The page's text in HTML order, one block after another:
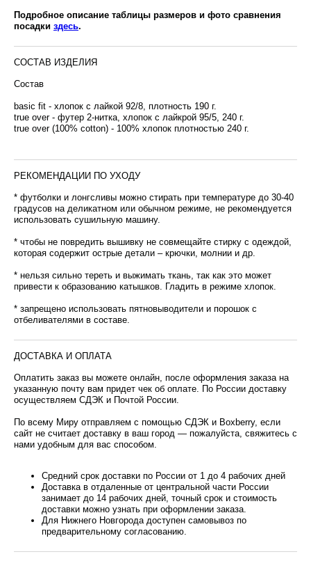
Подробное описание таблицы размеров и фото сравнения
посадки здесь.
СОСТАВ ИЗДЕЛИЯ
Состав
basic fit - хлопок с лайкой 92/8, плотность 190 г.
true over - футер 2-нитка, хлопок с лайкрой 95/5, 240 г.
true over (100% cotton) - 100% хлопок плотностью 240 г.
РЕКОМЕНДАЦИИ ПО УХОДУ
* футболки и лонгсливы можно стирать при температуре до 30-40
градусов на деликатном или обычном режиме, не рекомендуется
использовать сушильную машину.
* чтобы не повредить вышивку не совмещайте стирку с одеждой,
которая содержит острые детали – крючки, молнии и др.
* нельзя сильно тереть и выжимать ткань, так как это может
привести к образованию катышков. Гладить в режиме хлопок.
* запрещено использовать пятновыводители и порошок с
отбеливателями в составе.
ДОСТАВКА И ОПЛАТА
Оплатить заказ вы можете онлайн, после оформления заказа на
указанную почту вам придет чек об оплате. По России доставку
осуществляем СДЭК и Почтой России.
По всему Миру отправляем с помощью СДЭК и Boxberry, если
сайт не считает доставку в ваш город — пожалуйста, свяжитесь с
нами удобным для вас способом.
Средний срок доставки по России от 1 до 4 рабочих дней
Доставка в отдаленные от центральной части России
занимает до 14 рабочих дней, точный срок и стоимость
доставки можно узнать при оформлении заказа.
Для Нижнего Новгорода доступен самовывоз по
предварительному согласованию.